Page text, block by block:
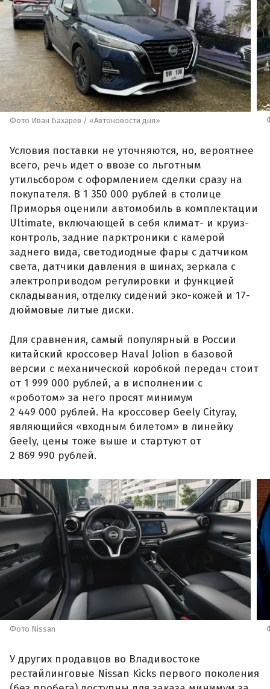
Фото Иван Бахарев / «Автоновости дня»
Условия поставки не уточняются, но, вероятнее
всего, речь идет о ввозе со льготным
утильсбором с оформлением сделки сразу на
покупателя. В 1 350 000 рублей в столице
Приморья оценили автомобиль в комплектации
Ultimate, включающей в себя климат- и круиз-
контроль, задние парктроники с камерой
заднего вида, светодиодные фары с датчиком
света, датчики давления в шинах, зеркала с
электроприводом регулировки и функцией
складывания, отделку сидений эко-кожей и 17-
дюймовые литые диски.
Для сравнения, самый популярный в России
китайский кроссовер Haval Jolion в базовой
версии с механической коробкой передач стоит
от 1 999 000 рублей, а в исполнении с
«роботом» за него просят минимум
2 449 000 рублей. На кроссовер Geely Cityray,
являющийся «входным билетом» в линейку
Geely, цены тоже выше и стартуют от
2 869 990 рублей.
Фото Nissan
У других продавцов во Владивостоке
рестайлинговые Nissan Kicks первого поколения